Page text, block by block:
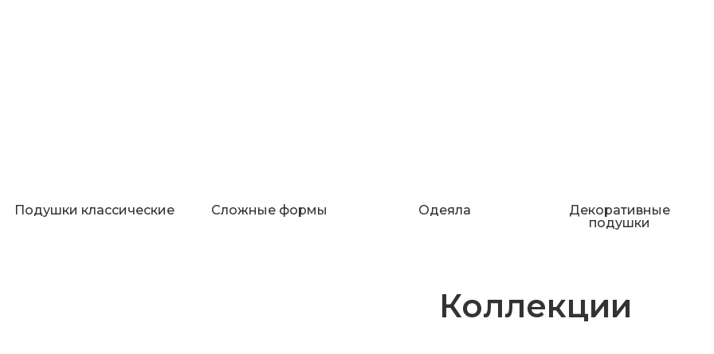
Подушки классические Сложные формы Одеяла
Декоративные
подушки
Коллекции